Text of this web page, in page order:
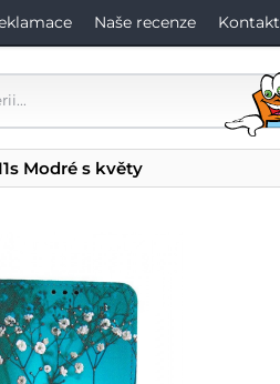
Naše recenze Kontakt
Modré s květy